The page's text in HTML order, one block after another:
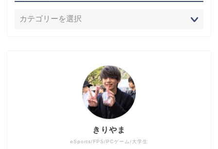
eSports/FPS/PCゲーム/大学生
きりやま